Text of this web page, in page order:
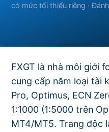
có mức tối thiểu riêng ·
FXGT là nhà môi giới
cung cấp năm loại tài
Pro, Optimus, ECN
1:1000 (1:5000 trên
MT4/MT5. Trang độc